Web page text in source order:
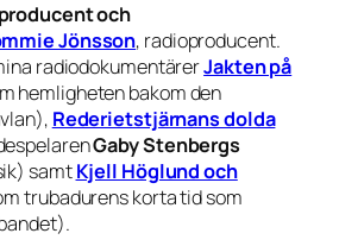
och
Jönsson, radioproducent.
radiodokumentärerJakten på
hemligheten bakom den
Rederietstjärnans dolda
Gaby Stenbergs
samtKjell Höglund och
trubadurens korta tid som